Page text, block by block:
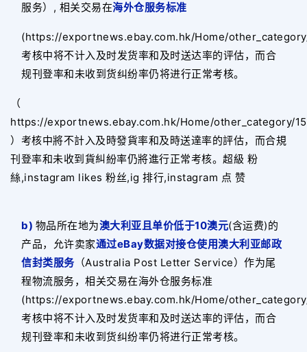
服务）, 相关交易在海外仓服务标准
(https://exportnews.ebay.com.hk/Home/
考核中将不计入及时发货率和及时送达率的评估，而合
规刊登率和未收到货纠纷率仍将进行正常考核。
（
https://exportnews.ebay.com.hk/Home/other_category/
）考核中將不計入及時發貨率和及時送達率的評估，而合規
刊登率和未收到貨糾紛率仍將進行正常考核。超級 粉
絲,instagram likes 粉丝,ig 排行,instagram 点 赞
b) 物品所在地为澳大利亚且单价低于10澳元(含运费)的
产品，允许卖家通过eBay数据对接仓使用澳大利亚邮政
信封类服务 （Australia Post Letter Service）作为尾
程物流服务，相关交易在海外仓服务标准
(https://exportnews.ebay.com.hk/Home/
考核中将不计入及时发货率和及时送达率的评估，而合
规刊登率和未收到货纠纷率仍将进行正常考核。